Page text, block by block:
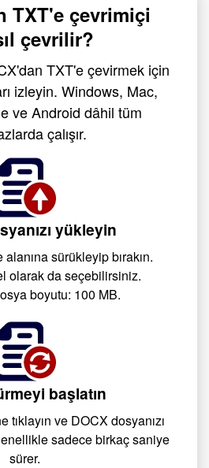
TXT'e çevrimiçi
çevrilir?
TXT'e çevirmek için
izleyin. Windows, Mac,
ve Android dâhil tüm
çalışır.
yükleyin
alanına sürükleyip bırakın.
olarak da seçebilirsiniz.
boyutu: 100 MB.
başlatın
tıklayın ve DOCX dosyanızı
sadece birkaç saniye
sürer.